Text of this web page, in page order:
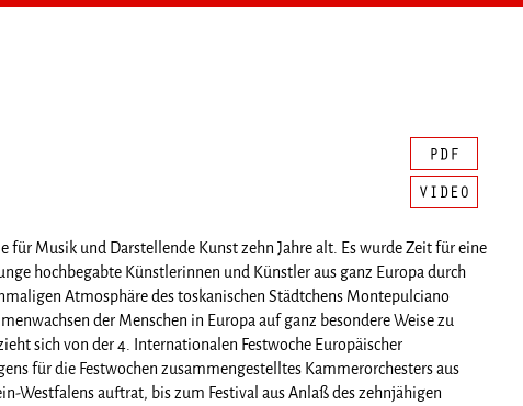
für Musik und Darstellende Kunst zehn Jahre alt. Es wurde Zeit für eine
hochbegabte Künstlerinnen und Künstler aus ganz Europa durch
Atmosphäre des toskanischen Städtchens Montepulciano
der Menschen in Europa auf ganz besondere Weise zu
sich von der 4. Internationalen Festwoche Europäischer
für die Festwochen zusammengestelltes Kammerorchesters aus
Westfalens auftrat, bis zum Festival aus Anlaß des zehnjähigen